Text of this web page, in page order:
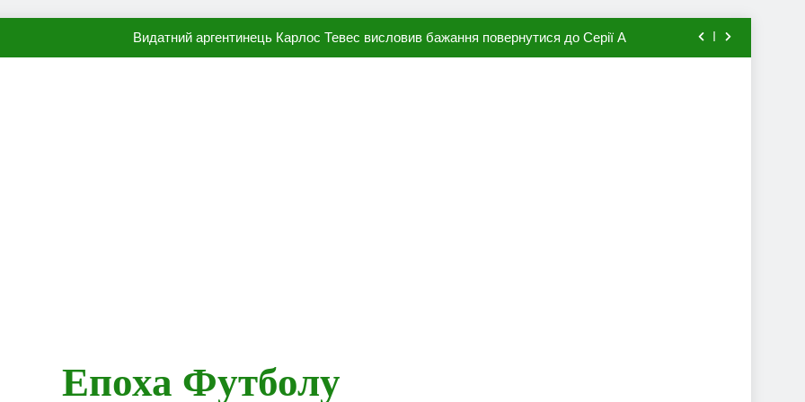
Видатний аргентинець Карлос Тевес висловив бажання повернутися до Серії А
Епоха Футболу